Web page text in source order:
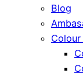
Blog
Colour